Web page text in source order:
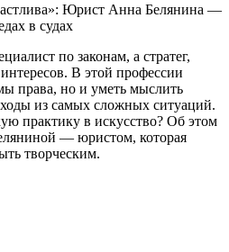
Юрист Анна Белянина —
в судах
по законам, а стратег,
В этой профессии
права, но и уметь мыслить
из самых сложных ситуаций.
практику в искусство? Об этом
— юристом, которая
творческим.